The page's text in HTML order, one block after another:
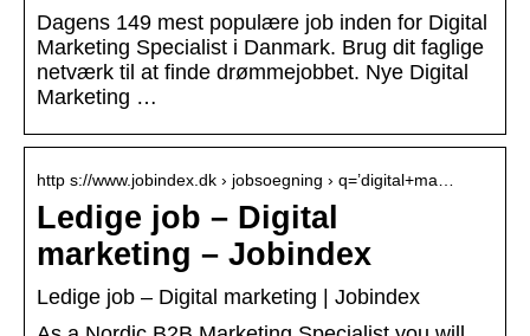
Dagens 149 mest populære job inden for Digital
Marketing Specialist i Danmark. Brug dit faglige
netværk til at finde drømmejobbet. Nye Digital
Marketing …
http s://www.jobindex.dk › jobsoegning › q=’digital+ma…
Ledige job – Digital
marketing – Jobindex
Ledige job – Digital marketing | Jobindex